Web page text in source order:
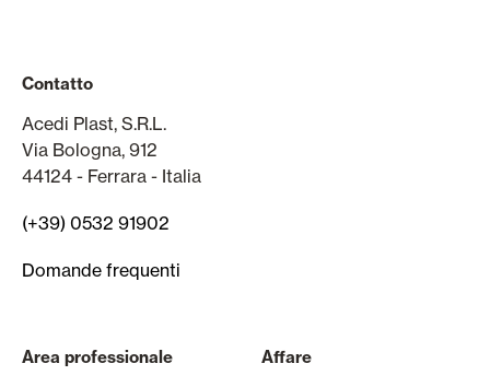
Contatto
Acedi Plast, S.R.L.
Via Bologna, 912
44124 - Ferrara - Italia
(+39) 0532 91902
Domande frequenti
Area professionale Affare